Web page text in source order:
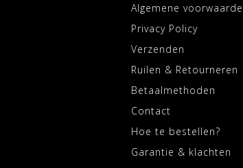
Algemene
Privacy Policy
Verzenden
Ruilen & Retourneren
Betaalmethoden
Contact
Hoe te bestellen?
Garantie & klachten